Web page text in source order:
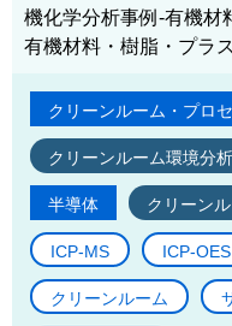
機化学分析事例-有機材
有機材料・樹脂・プラ
クリーンルーム・プロ
クリーンルーム環境分析
半導体 クリーン
ICP-MS ICP-OES
クリーンルーム